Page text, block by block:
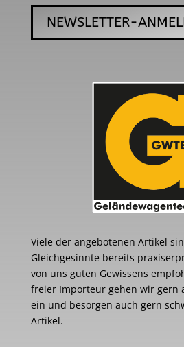
NEWSLETTER-
Viele der angebotenen Artikel
Gleichgesinnte bereits
von uns guten Gewissens
freier Importeur gehen wir gern
ein und besorgen auch gern
Artikel.